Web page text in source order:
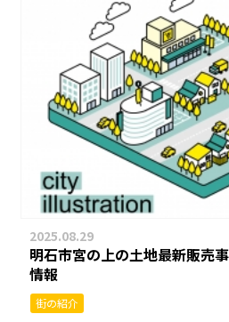
2025.08.29
明石市宮の上の土地最新販売
情報
街の紹介